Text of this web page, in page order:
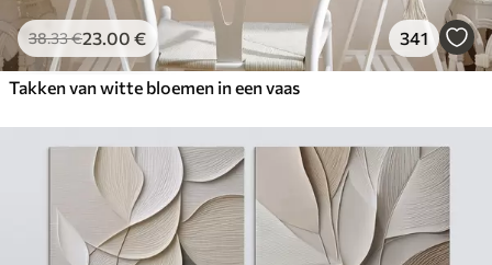
38.33€23.00 € 341
Takken van witte bloemen in een vaas